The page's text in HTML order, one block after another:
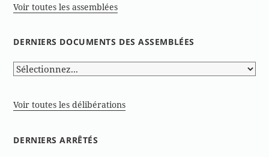
Voir toutes les assemblées
DERNIERS DOCUMENTS DES ASSEMBLÉES
Voir toutes les délibérations
DERNIERS ARRÊTÉS